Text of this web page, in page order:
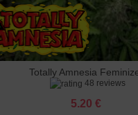
Totally Amnesia
48 reviews
5.20 €